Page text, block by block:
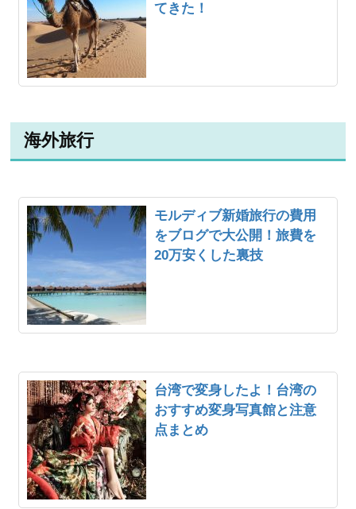
てきた！
海外旅行
モルディブ新婚旅行の費用
をブログで大公開！旅費を
20万安くした裏技
台湾で変身したよ！台湾の
おすすめ変身写真館と注意
点まとめ